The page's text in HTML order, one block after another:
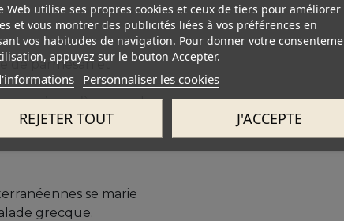
de parmesan et
jusqu’à ce que le
se marie
grecque.
Web utilise ses propres cookies et ceux de tiers pour améliorer
et vous montrer des publicités liées à vos préférences en
vos habitudes de navigation. Pour donner votre
appuyez sur le bouton Accepter.
Personnaliser les cookies
REJETER TOUT J'ACCEPTE